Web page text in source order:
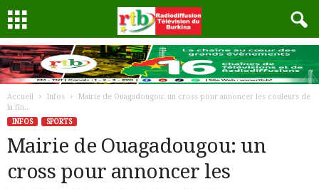
Accueil Infos
Mairie de Ouagadougou: un cross pour annoncer les couleurs de
la fin...
INFOS
SPORTS
Mairie de Ouagadougou: un
cross pour annoncer les